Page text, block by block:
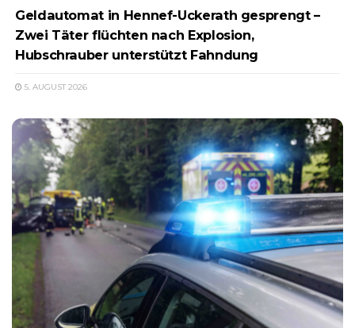
Geldautomat in Hennef-Uckerath gesprengt –
Zwei Täter flüchten nach Explosion,
Hubschrauber unterstützt Fahndung
5. AUGUST 2026